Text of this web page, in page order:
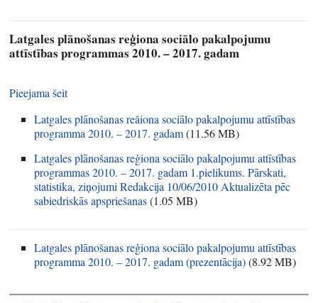
Latgales plānošanas reģiona sociālo pakalpojumu
attīstības programmas 2010. – 2017. gadam
Pieejama šeit
Latgales plānošanas reăiona sociālo pakalpojumu attīstības
programma 2010. – 2017. gadam(11.56 MB)
Latgales plānošanas reģiona sociālo pakalpojumu attīstības
programmas 2010. – 2017. gadam 1.pielikums. Pārskati,
statistika, ziņojumi Redakcija 10/06/2010 Aktualizēta pēc
sabiedriskās apspriešanas(1.05 MB)
Latgales plānošanas reģiona sociālo pakalpojumu attīstības
programma 2010. – 2017. gadam (prezentācija)(8.92 MB)